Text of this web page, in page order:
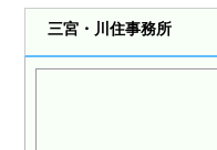
三宮・川住事務所